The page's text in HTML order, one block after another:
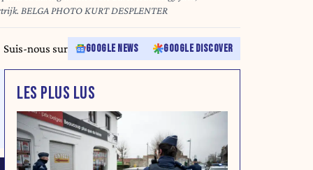
BELGA PHOTO KURT DESPLENTER
Suis-nous sur GOOGLE NEWS GOOGLE DISCOVER
LES PLUS LUS